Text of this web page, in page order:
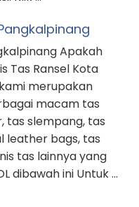
Apakah
Tas Ransel Kota
merupakan
macam tas
tas slempang, tas
leather bags, tas
tas lainnya yang
dibawah ini Untuk …